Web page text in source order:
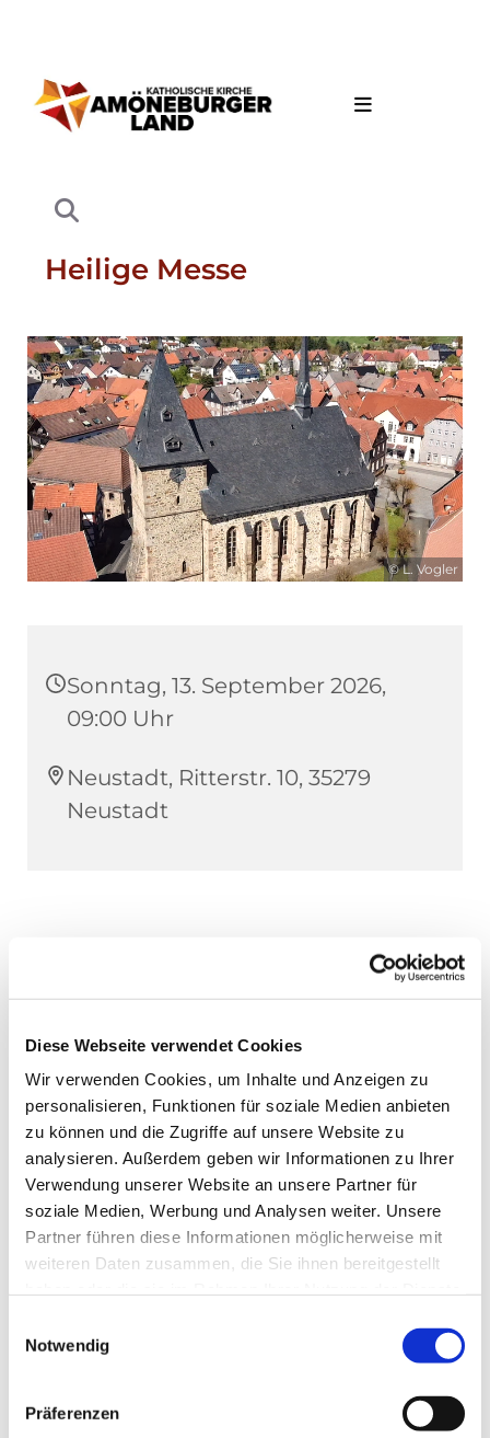
Diese Webseite verwendet Cookies
Wir verwenden Cookies, um Inhalte und Anzeigen zu
personalisieren, Funktionen für soziale Medien anbieten
zu können und die Zugriffe auf unsere Website zu
analysieren. Außerdem geben wir Informationen zu Ihrer
Verwendung unserer Website an unsere Partner für
soziale Medien, Werbung und Analysen weiter. Unsere
Partner führen diese Informationen möglicherweise mit
weiteren Daten zusammen, die Sie ihnen bereitgestellt
Notwendig
Präferenzen
Heilige Messe
© L. Vogler
Sonntag, 13. September 2026,
09:00 Uhr
Neustadt, Ritterstr. 10, 35279
Neustadt
Dies könnte Sie auch